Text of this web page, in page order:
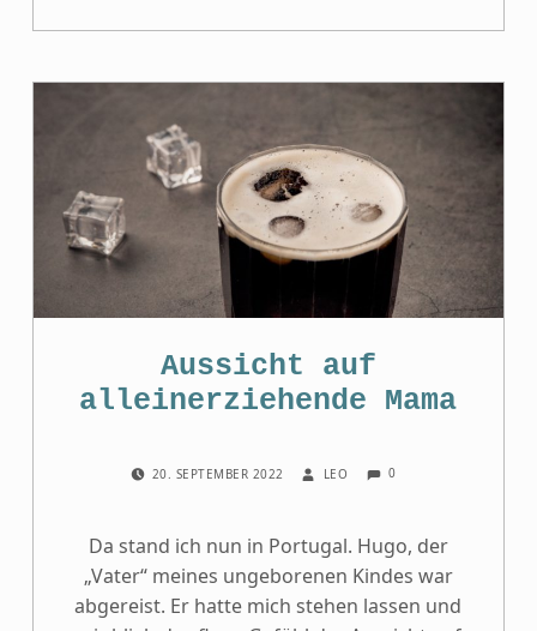
Aussicht auf
alleinerziehende Mama
20. SEPTEMBER 2022 LEO 0
Da stand ich nun in Portugal. Hugo, der
„Vater“ meines ungeborenen Kindes war
abgereist. Er hatte mich stehen lassen und